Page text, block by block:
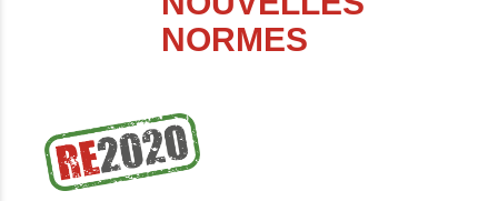
NORMES